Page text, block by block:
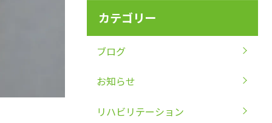
カテゴリー
ブログ
お知らせ
リハビリテーション